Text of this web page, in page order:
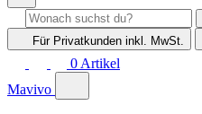
Für Privatkunden inkl. MwSt.
0 Artikel
Mavivo